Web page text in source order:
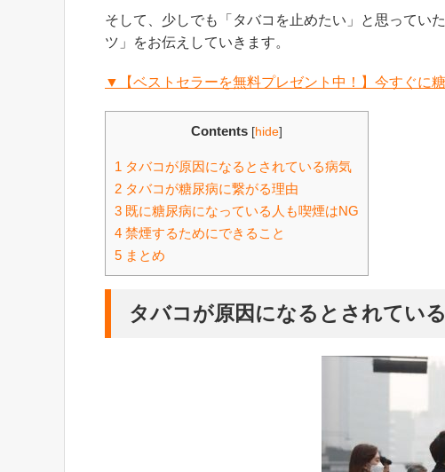
そして、少しでも「タバコを止めたい」と思ってい
ツ」をお伝えしていきます。
▼【ベストセラーを無料プレゼント中！】今すぐに
Contents [hide]
1 タバコが原因になるとされている病気
2 タバコが糖尿病に繋がる理由
3 既に糖尿病になっている人も喫煙はNG
4 禁煙するためにできること
5 まとめ
タバコが原因になるとされてい